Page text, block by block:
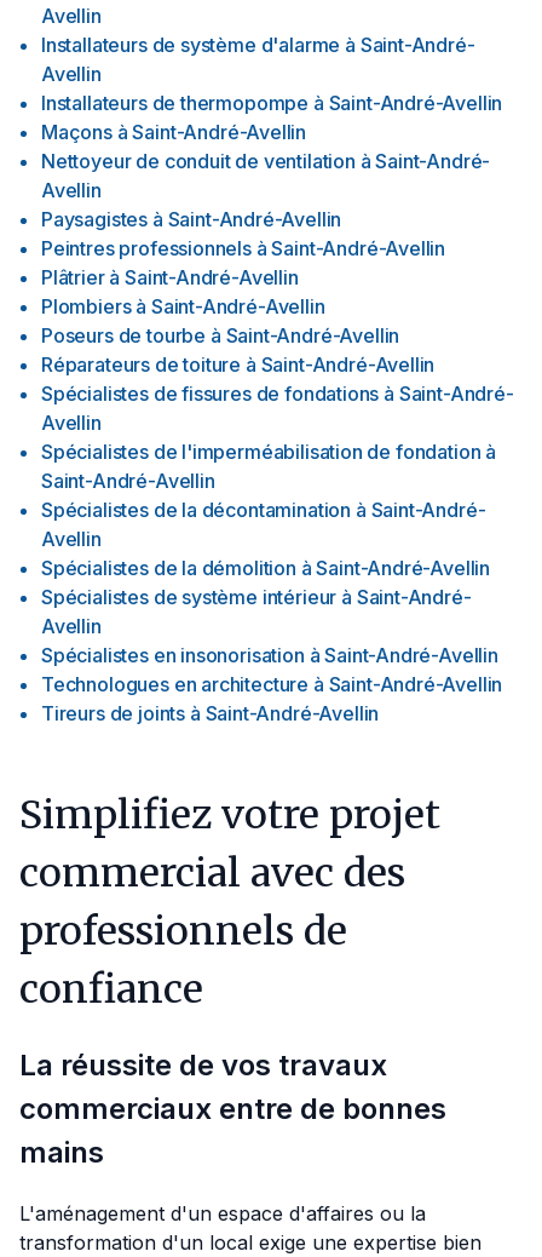
Avellin
Installateurs de système d'alarme à Saint-André-
Avellin
Installateurs de thermopompe à Saint-André-Avellin
Maçons à Saint-André-Avellin
Nettoyeur de conduit de ventilation à Saint-André-
Avellin
Paysagistes à Saint-André-Avellin
Peintres professionnels à Saint-André-Avellin
Plâtrier à Saint-André-Avellin
Plombiers à Saint-André-Avellin
Poseurs de tourbe à Saint-André-Avellin
Réparateurs de toiture à Saint-André-Avellin
Spécialistes de fissures de fondations à Saint-André-
Avellin
Spécialistes de l'imperméabilisation de fondation à
Saint-André-Avellin
Spécialistes de la décontamination à Saint-André-
Avellin
Spécialistes de la démolition à Saint-André-Avellin
Spécialistes de système intérieur à Saint-André-
Avellin
Spécialistes en insonorisation à Saint-André-Avellin
Technologues en architecture à Saint-André-Avellin
Tireurs de joints à Saint-André-Avellin
Simplifiez votre projet
commercial avec des
professionnels de
confiance
La réussite de vos travaux
commerciaux entre de bonnes
mains
L'aménagement d'un espace d'affaires ou la
transformation d'un local exige une expertise bien